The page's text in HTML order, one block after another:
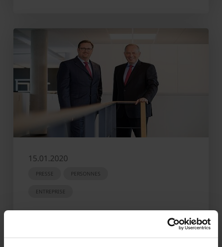
15.01.2020
PRESSE PERSONNES
ENTREPRISE
Krone adopte une nouvelle stratégie